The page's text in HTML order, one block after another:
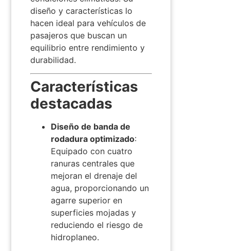
diseño y características lo
hacen ideal para vehículos de
pasajeros que buscan un
equilibrio entre rendimiento y
durabilidad.
Características
destacadas
Diseño de banda de
rodadura optimizado:
Equipado con cuatro
ranuras centrales que
mejoran el drenaje del
agua, proporcionando un
agarre superior en
superficies mojadas y
reduciendo el riesgo de
hidroplaneo.